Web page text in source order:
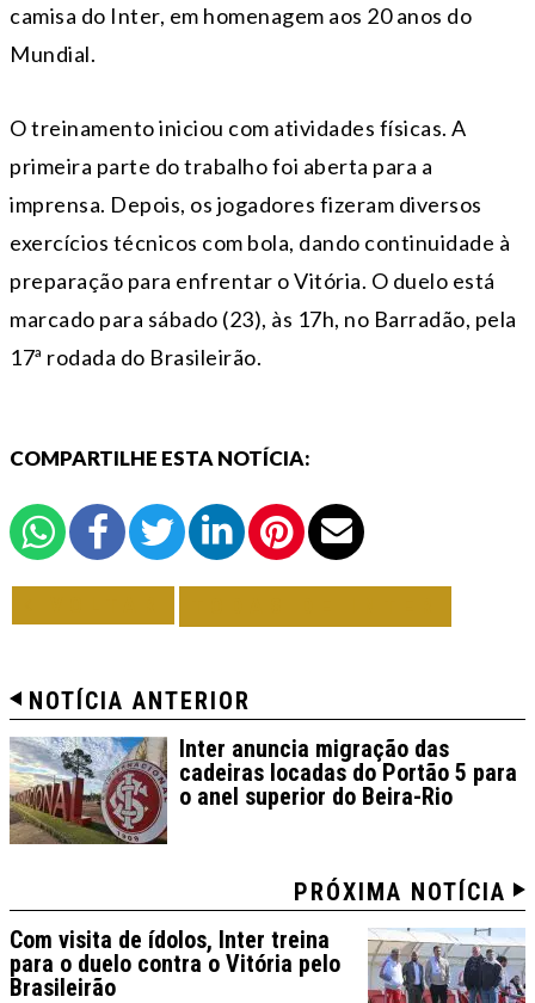
camisa do Inter, em homenagem aos 20 anos do
Mundial.
O treinamento iniciou com atividades físicas. A
primeira parte do trabalho foi aberta para a
imprensa. Depois, os jogadores fizeram diversos
exercícios técnicos com bola, dando continuidade à
preparação para enfrentar o Vitória. O duelo está
marcado para sábado (23), às 17h, no Barradão, pela
17ª rodada do Brasileirão.
COMPARTILHE ESTA NOTÍCIA:
NOTÍCIA ANTERIOR
Inter anuncia migração das
cadeiras locadas do Portão 5 para
o anel superior do Beira-Rio
PRÓXIMA NOTÍCIA
Com visita de ídolos, Inter treina
para o duelo contra o Vitória pelo
Brasileirão